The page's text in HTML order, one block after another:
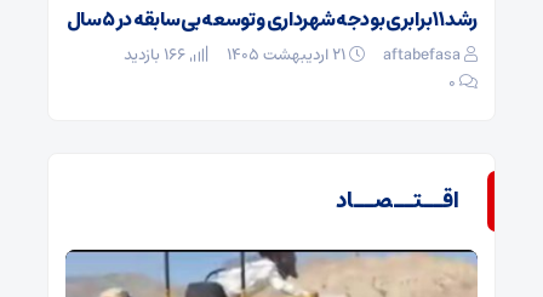
رشد ۱۱ برابری بودجه شهرداری و توسعه بی‌سابقه در ۵ سال
aftabefasa
۰
اقــتــصــاد